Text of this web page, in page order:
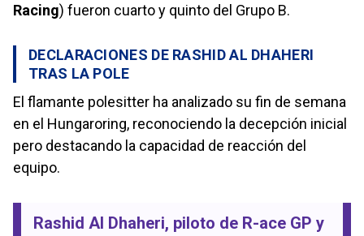
Racing) fueron cuarto y quinto del Grupo B.
DECLARACIONES DE RASHID AL DHAHERI
TRAS LA POLE
El flamante polesitter ha analizado su fin de semana
en el Hungaroring, reconociendo la decepción inicial
pero destacando la capacidad de reacción del
equipo.
Rashid Al Dhaheri, piloto de R-ace GP y